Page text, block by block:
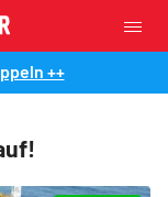
++